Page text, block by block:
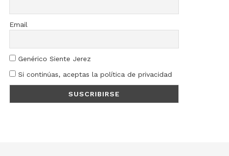
Email
Genérico Siente Jerez
Si continúas, aceptas la política de privacidad